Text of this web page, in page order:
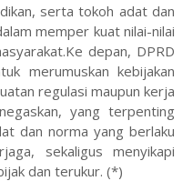
serta tokoh adat dan
memper kuat nilai-nilai
depan, DPRD
merumuskan kebijakan
regulasi maupun kerja
yang terpenting
dan norma yang berlaku
sekaligus menyikapi
dan terukur. (*)